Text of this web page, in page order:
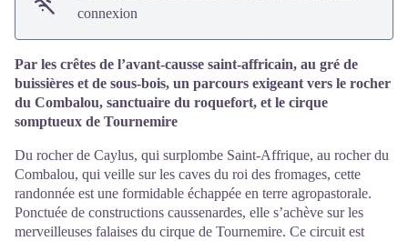
connexion
Par les crêtes de l’avant-causse saint-affricain, au gré de
buissières et de sous-bois, un parcours exigeant vers le rocher
du Combalou, sanctuaire du roquefort, et le cirque
somptueux de Tournemire
Du rocher de Caylus, qui surplombe Saint-Affrique, au rocher du
Combalou, qui veille sur les caves du roi des fromages, cette
randonnée est une formidable échappée en terre agropastorale.
Ponctuée de constructions caussenardes, elle s’achève sur les
merveilleuses falaises du cirque de Tournemire. Ce circuit est